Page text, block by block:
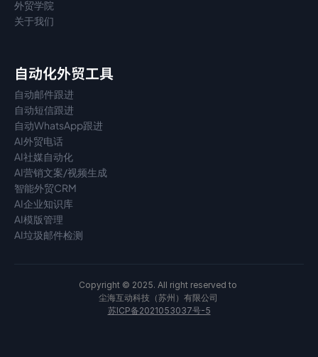
外贸学院
关于我们
自动化外贸工具
自动邮件跟进
自动短信跟进
自动WhatsApp跟进
AI外贸电话
AI社媒自动化
AI营销文案/视频生成
智能外贸CRM
AI企业知识库
AI模版管理
AI垃圾邮件检测
Copyright © 2025. All right reserved to
尘海互动科技（苏州）有限公司
苏ICP备2021053037号-5